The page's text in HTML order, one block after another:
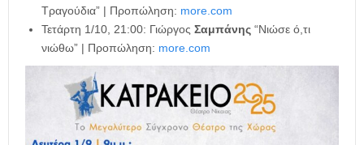
Τραγούδια” | Προπώληση: more.com
Τετάρτη 1/10, 21:00: Γιώργος Σαμπάνης “Νιώσε ό,τι
νιώθω” | Προπώληση: more.com